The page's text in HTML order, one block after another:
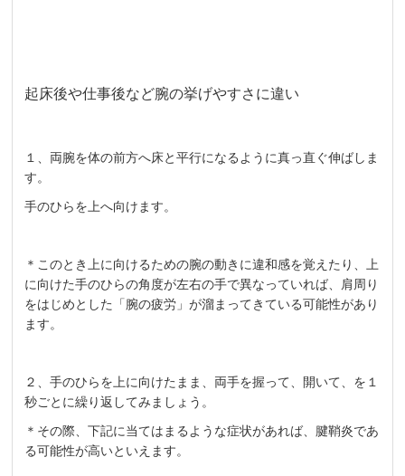
起床後や仕事後など腕の挙げやすさに違い
１、両腕を体の前方へ床と平行になるように真っ直ぐ伸ばしま
す。
手のひらを上へ向けます。
＊このとき上に向けるための腕の動きに違和感を覚えたり、上
に向けた手のひらの角度が左右の手で異なっていれば、肩周り
をはじめとした「腕の疲労」が溜まってきている可能性があり
ます。
２、手のひらを上に向けたまま、両手を握って、開いて、を１
秒ごとに繰り返してみましょう。
＊その際、下記に当てはまるような症状があれば、腱鞘炎であ
る可能性が高いといえます。